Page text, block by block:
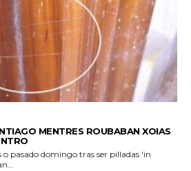
MENTRES ROUBABAN XOIAS
o pasado domingo tras ser pilladas 'in